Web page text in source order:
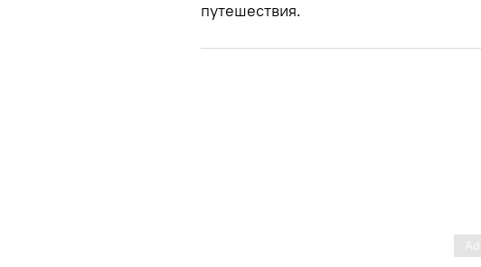
путешествия.